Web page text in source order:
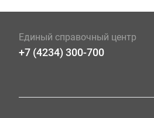
Единый справочный центр
+7 (4234) 300-700